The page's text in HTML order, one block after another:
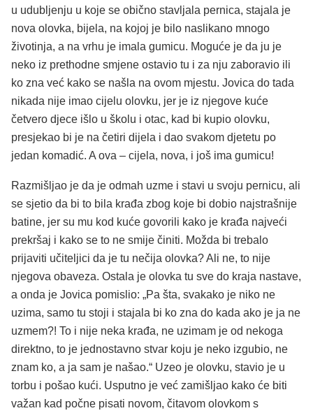
u udubljenju u koje se obično stavljala pernica, stajala je
nova olovka, bijela, na kojoj je bilo naslikano mnogo
životinja, a na vrhu je imala gumicu. Moguće je da ju je
neko iz prethodne smjene ostavio tu i za nju zaboravio ili
ko zna već kako se našla na ovom mjestu. Jovica do tada
nikada nije imao cijelu olovku, jer je iz njegove kuće
četvero djece išlo u školu i otac, kad bi kupio olovku,
presjekao bi je na četiri dijela i dao svakom djetetu po
jedan komadić. A ova – cijela, nova, i još ima gumicu!
Razmišljao je da je odmah uzme i stavi u svoju pernicu, ali
se sjetio da bi to bila krađa zbog koje bi dobio najstrašnije
batine, jer su mu kod kuće govorili kako je krađa najveći
prekršaj i kako se to ne smije činiti. Možda bi trebalo
prijaviti učiteljici da je tu nečija olovka? Ali ne, to nije
njegova obaveza. Ostala je olovka tu sve do kraja nastave,
a onda je Jovica pomislio: „Pa šta, svakako je niko ne
uzima, samo tu stoji i stajala bi ko zna do kada ako je ja ne
uzmem?! To i nije neka krađa, ne uzimam je od nekoga
direktno, to je jednostavno stvar koju je neko izgubio, ne
znam ko, a ja sam je našao.“ Uzeo je olovku, stavio je u
torbu i pošao kući. Usputno je već zamišljao kako će biti
važan kad počne pisati novom, čitavom olovkom s